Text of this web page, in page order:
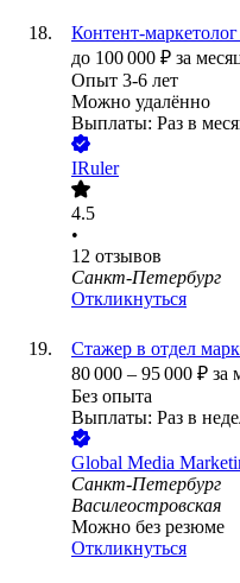
до 100 000 ₽ за
Опыт 3-6 лет
Можно удалённо
Выплаты: Раз в
IRuler
4.5
•
12 отзывов
Санкт-Петербург
Откликнуться
Стажер в отдел
80 000 – 95 000 ₽ за
Без опыта
Выплаты: Раз в
Global Media
Санкт-Петербург
Василеостровская
Можно без резюме
Откликнуться